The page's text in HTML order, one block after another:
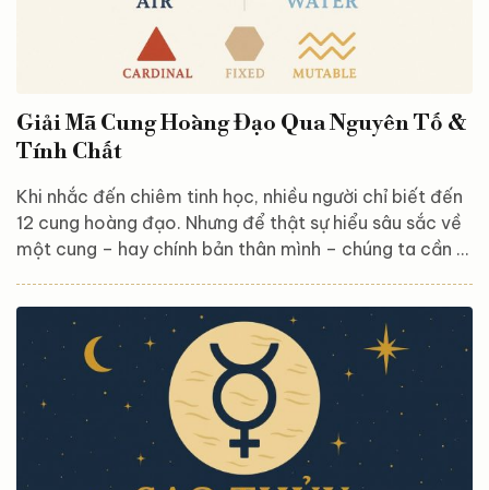
Giải Mã Cung Hoàng Đạo Qua Nguyên Tố &
Tính Chất
Khi nhắc đến chiêm tinh học, nhiều người chỉ biết đến
12 cung hoàng đạo. Nhưng để thật sự hiểu sâu sắc về
một cung – hay chính bản thân mình – chúng ta cần đi
(Element) và Tính chất (Mode). Trong bài viết này,
chúng ta sẽ cùng khám phá 4 nguyên tố và 3 tính
chất tạo nên bản sắc của 12 cung hoàng đạo – từ đó
giải mã vì sao bạn lại hành xử...